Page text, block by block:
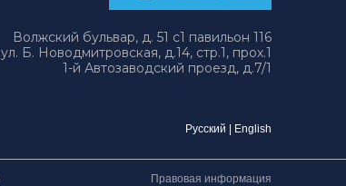
Волжский бульвар, д. 51 с1 павильон 116
ул. Б. Новодмитровская, д.14, стр.1, прох.1
1-й Автозаводский проезд, д.7/1
Русский English
Правовая информация